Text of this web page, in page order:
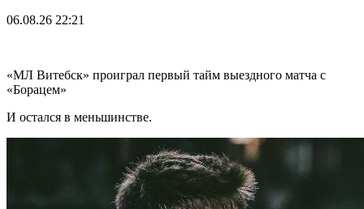
06.08.26 22:21
«МЛ Витебск» проиграл первый тайм выездного матча с
«Борацем»
И остался в меньшинстве.